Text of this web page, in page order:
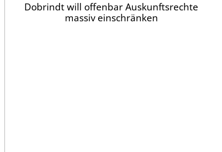
Dobrindt will offenbar Auskunftsrechte
massiv einschränken